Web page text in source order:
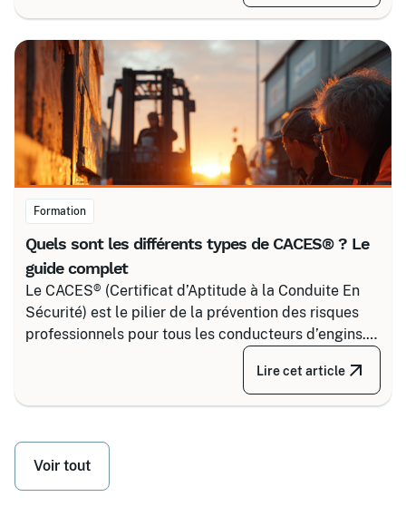
pour maîtriser tous les niveaux de sécurité, du
tension.
Formation
Quels sont les différents types de CACES® ? Le
guide complet
Le CACES® (Certificat d’Aptitude à la Conduite En
Sécurité) est le pilier de la prévention des risques
professionnels pour tous les conducteurs d’engins.
Depuis la réforme de 2020, il s’articule autour de 8
grandes familles d’équipements, divisées selon
Lire cet article
Voir tout